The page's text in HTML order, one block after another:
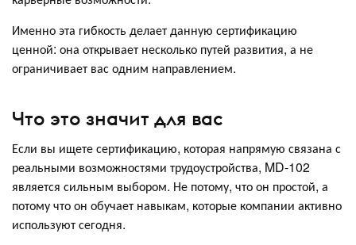
Именно эта гибкость делает данную сертификацию
ценной: она открывает несколько путей развития, а не
ограничивает вас одним направлением.
Что это значит для вас
Если вы ищете сертификацию, которая напрямую связана с
реальными возможностями трудоустройства, MD-102
является сильным выбором. Не потому, что он простой, а
потому что он обучает навыкам, которые компании активно
используют сегодня.